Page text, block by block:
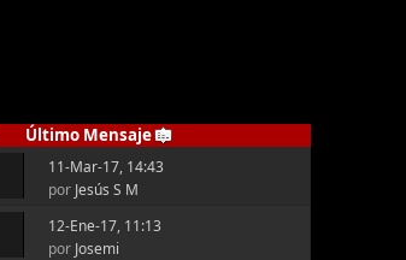
Último Mensaje
11-Mar-17, 14:43
por Jesús S M
12-Ene-17, 11:13
por Josemi